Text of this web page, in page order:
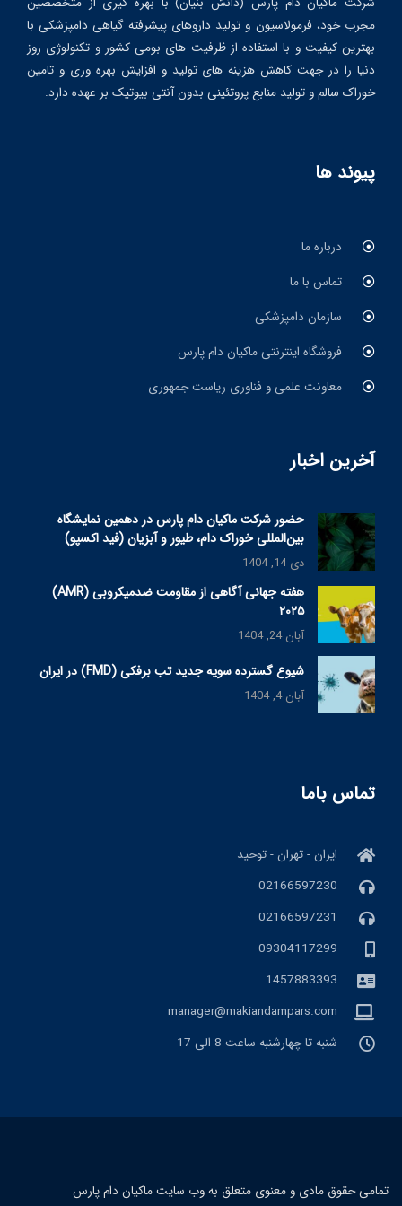
مجرب خود، فرمولاسیون و تولید داروهای پیشرفته گیاهی دامپزشکی با
بهترین کیفیت و با استفاده از ظرفیت های بومی کشور و تکنولوژی روز
دنیا را در جهت کاهش هزینه های تولید و افزایش بهره وری و تامین
خوراک سالم و تولید منابع پروتئینی بدون آنتی بیوتیک بر عهده دارد.
پیوند ها
درباره ما
تماس با ما
سازمان دامپزشکی
فروشگاه اینترنتی ماکیان دام پارس
معاونت علمی و فناوری ریاست جمهوری
آخرین اخبار
حضور شرکت ماکیان دام پارس در دهمین نمایشگاه
بین‌المللی خوراک دام، طیور و آبزیان (فید اکسپو)
دی 14, 1404
هفته جهانی آگاهی از مقاومت ضدمیکروبی (AMR)
۲۰۲۵
آبان 24, 1404
شیوع گسترده سویه جدید تب برفکی (FMD) در ایران
آبان 4, 1404
تماس باما
ایران - تهران - توحید
02166597230
02166597231
09304117299
1457883393
manager@makiandampars.com
شنبه تا چهارشنبه ساعت 8 الی 17
حقوق مادی و معنوی متعلق به وب سایت ماکیان دام پارس